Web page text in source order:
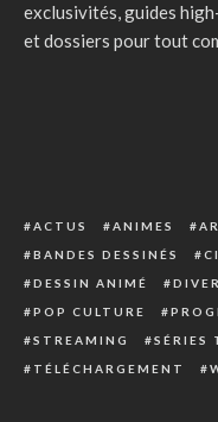
exclusivités, guides
et dossiers pour tout
ACTUS ANIMES
BANDES DESSINÉS
DESSIN ANIMÉ
POP CULTURE
STREAMING
SÉRIES
TÉLÉCHARGEMENT